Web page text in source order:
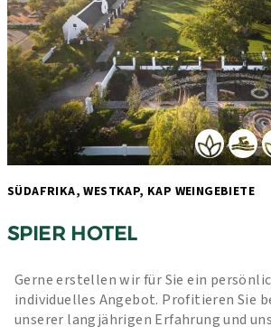
SPIER HOTEL
Gerne erstellen wir für Sie ein
individuelles Angebot. Profitieren Sie
unserer langjährigen Erfahrung und